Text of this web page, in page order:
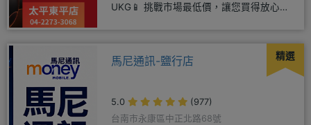
UKG📱 挑戰市場最低價，讓您買得放心又
精選
馬尼通訊-鹽行店
5.0
(977)
台南市永康區中正北路68號